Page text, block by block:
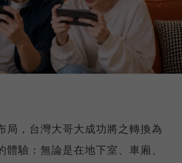
局，台灣大哥大成功將之轉換為
體驗：無論是在地下室、車廂、